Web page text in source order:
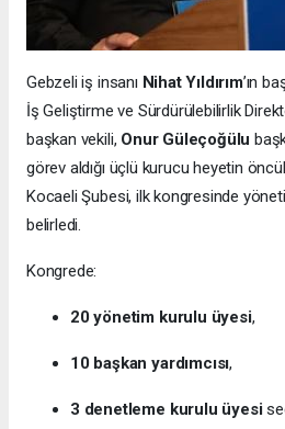
Gebzeli iş insanı Nihat Yıldırım’ın
İş Geliştirme ve Sürdürülebilirlik
başkan vekili, Onur Güleçoğülu
görev aldığı üçlü kurucu heyetin
Kocaeli Şubesi, ilk kongresinde
belirledi.
Kongrede:
20 yönetim kurulu üyesi,
10 başkan yardımcısı,
3 denetleme kurulu üyesi